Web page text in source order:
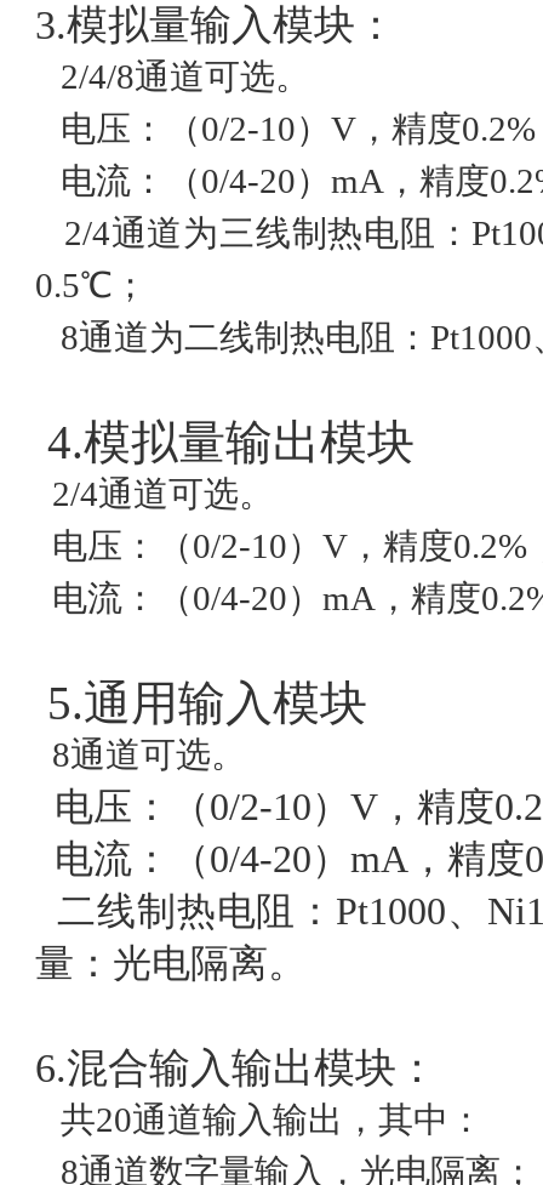
3.模拟量输入模块：
2/4/8通道可选。
电压：（0/2-10）V，精度
电流：（0/4-20）mA，精度
2/4通道为三线制热电阻：
0.5℃；
8通道为二线制热电阻：
4.模拟量输出模块
2/4通道可选。
电压：（0/2-10）V，精度0.2%
电流：（0/4-20）mA，精度
5.通用输入模块
8通道可选。
电压：（0/2-10）V ，精度
电流：（0/4-20）mA ，精度
二线制热电阻： Pt1000、
量：光电隔离。
6.混合输入输出模块：
共20通道输入输出，其中：
8通道数字量输入，光电隔离；